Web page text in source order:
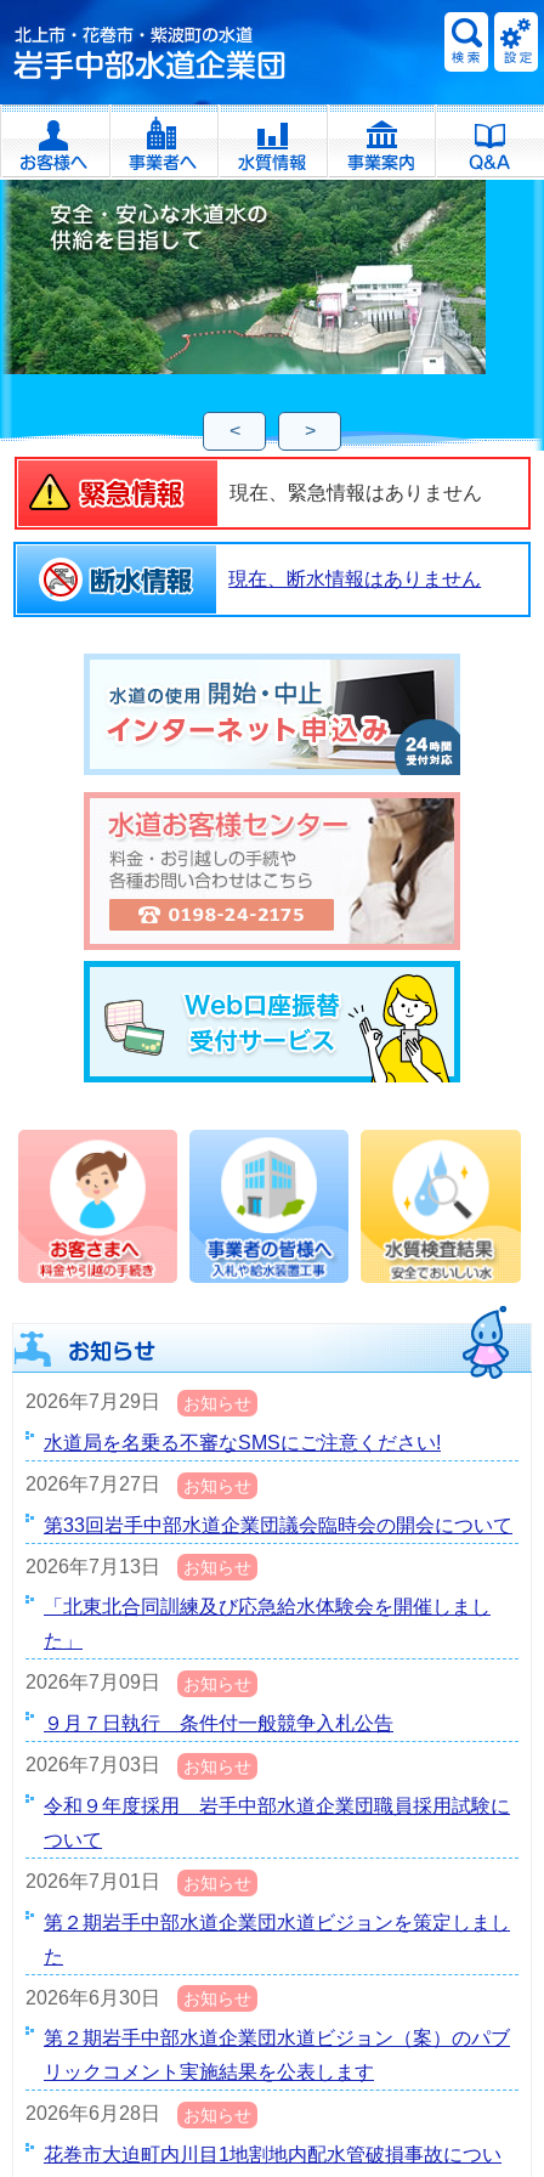
< >
現在、緊急情報はありません
現在、断水情報はありません
2026年7月29日 お知らせ
水道局を名乗る不審なSMSにご注意ください!
2026年7月27日
お知らせ
第33回岩手中部水道企業団議会臨時会の開会について
2026年7月13日
お知らせ
「北東北合同訓練及び応急給水体験会を開催しまし
た」
2026年7月09日
お知らせ
９月７日執行 条件付一般競争入札公告
2026年7月03日
お知らせ
令和９年度採用 岩手中部水道企業団職員採用試験に
ついて
2026年7月01日
お知らせ
第２期岩手中部水道企業団水道ビジョンを策定しまし
た
2026年6月30日
お知らせ
第２期岩手中部水道企業団水道ビジョン（案）のパブ
リックコメント実施結果を公表します
2026年6月28日
お知らせ
花巻市大迫町内川目1地割地内配水管破損事故につい